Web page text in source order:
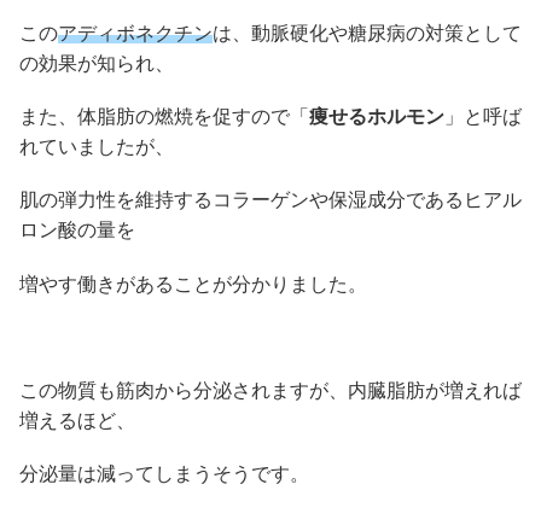
このアディボネクチンは、動脈硬化や糖尿病の対策として
の効果が知られ、
また、体脂肪の燃焼を促すので「 痩せるホルモン 」と呼ば
れていましたが、
肌の弾力性を維持するコラーゲンや保湿成分であるヒアル
ロン酸の量を
増やす働きがあることが分かりました。
この物質も筋肉から分泌されますが、内臓脂肪が増えれば
増えるほど、
分泌量は減ってしまうそうです。